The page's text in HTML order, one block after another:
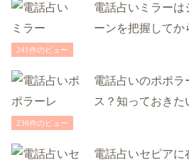
電話占いミラー
ーンを把握してか
241件のビュー
電話占いのポポ
ス？知っておき
236件のビュー
電話占いセピアに